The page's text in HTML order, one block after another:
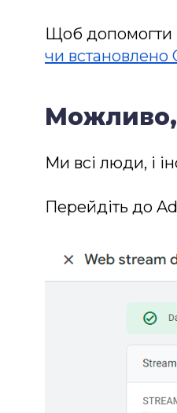
Щоб допомогти
чи встановлено
Можливо,
Ми всі люди, і
Перейдіть до